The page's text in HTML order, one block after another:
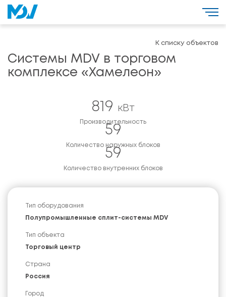
Системы MDV в торговом
комплексе «Хамелеон»
К списку объектов
819 кВт
Производительность
59
Количество наружных блоков
59
Количество внутренних блоков
Тип оборудования
Полупромышленные сплит-системы MDV
Тип объекта
Торговый центр
Страна
Россия
Город